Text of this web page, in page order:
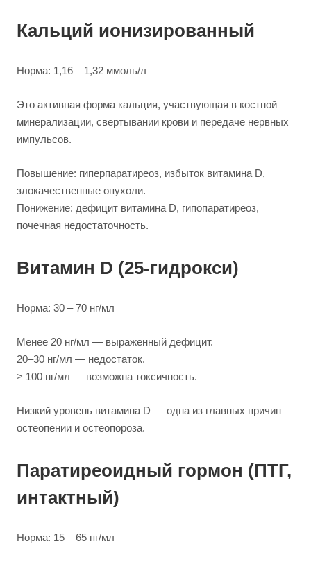
Кальций ионизированный
Норма: 1,16 – 1,32 ммоль/л
Это активная форма кальция, участвующая в костной
минерализации, свертывании крови и передаче нервных
импульсов.
Повышение: гиперпаратиреоз, избыток витамина D,
злокачественные опухоли.
Понижение: дефицит витамина D, гипопаратиреоз,
почечная недостаточность.
Витамин D (25-гидрокси)
Норма: 30 – 70 нг/мл
Менее 20 нг/мл — выраженный дефицит.
20–30 нг/мл — недостаток.
> 100 нг/мл — возможна токсичность.
Низкий уровень витамина D — одна из главных причин
остеопении и остеопороза.
Паратиреоидный гормон (ПТГ,
интактный)
Норма: 15 – 65 пг/мл